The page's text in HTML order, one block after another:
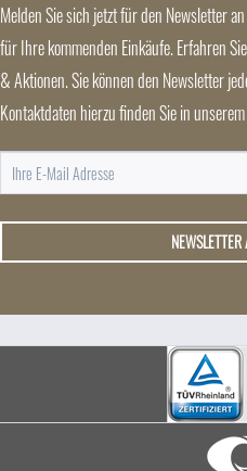
Melden Sie sich jetzt für den Newsletter
für Ihre kommenden Einkäufe. Erfahren
& Aktionen. Sie können den Newsletter
Kontaktdaten hierzu finden Sie in